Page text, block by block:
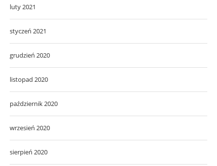
luty 2021
styczeń 2021
grudzień 2020
listopad 2020
październik 2020
wrzesień 2020
sierpień 2020